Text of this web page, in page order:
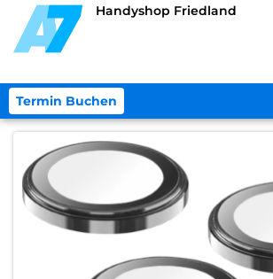
Handyshop Friedland
Termin Buchen